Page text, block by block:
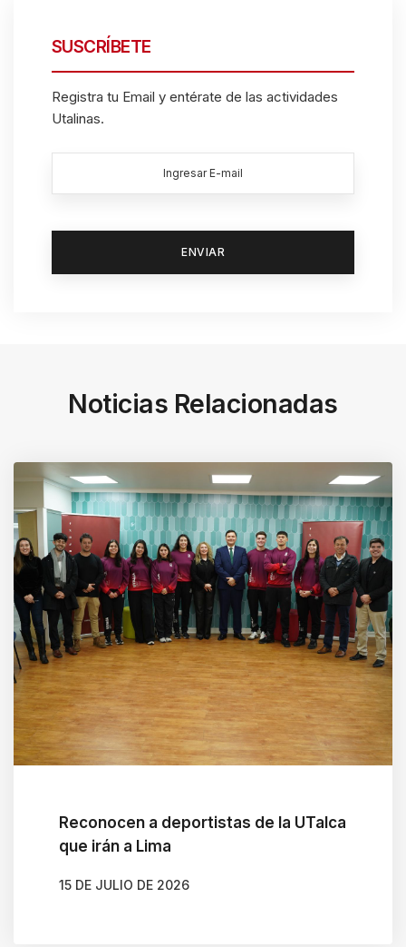
SUSCRÍBETE
Registra tu Email y entérate de las actividades
Utalinas.
Noticias Relacionadas
Reconocen a deportistas de la UTalca
que irán a Lima
15 DE JULIO DE 2026